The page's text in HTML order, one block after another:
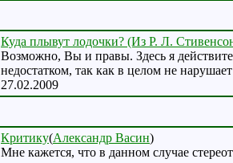
Куда плывут лодочки? (Из Р. Л.
Возможно, Вы и правы. Здесь я
недостатком, так как в целом не
27.02.2009
Критику(Александр Васин)
Мне кажется, что в данном случае